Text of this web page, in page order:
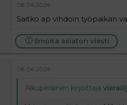
08.06.2026
Saitko ap vihdoin työpaikan
Ilmoita asiaton viesti
08.06.2026
Alkuperäinen kirjoittaja